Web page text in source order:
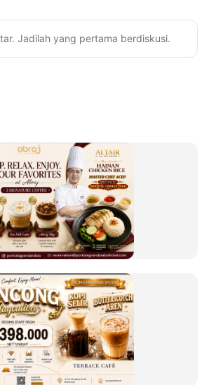
Jadilah yang pertama berdiskusi.